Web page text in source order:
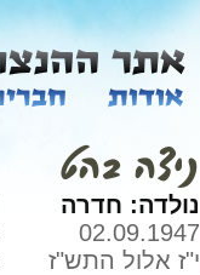
ניצה בהט
נולדה: חדרה
02.09.1947
י"ז אלול התש"ז